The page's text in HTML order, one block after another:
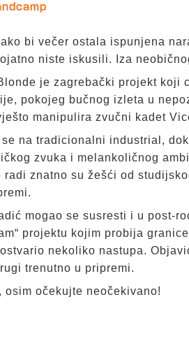
bi večer ostala ispunjena
niste iskusili. Iza
je zagrebački projekt koji
pokojeg bučnog izleta u
manipulira zvučni kadet
na tradicionalni industrial,
zvuka i melankoličnog
radi znatno su žešći od
mogao se susresti i u post-
projektu kojim probija
nekoliko nastupa.
trenutno u pripremi.
osim očekujte neočekivano!